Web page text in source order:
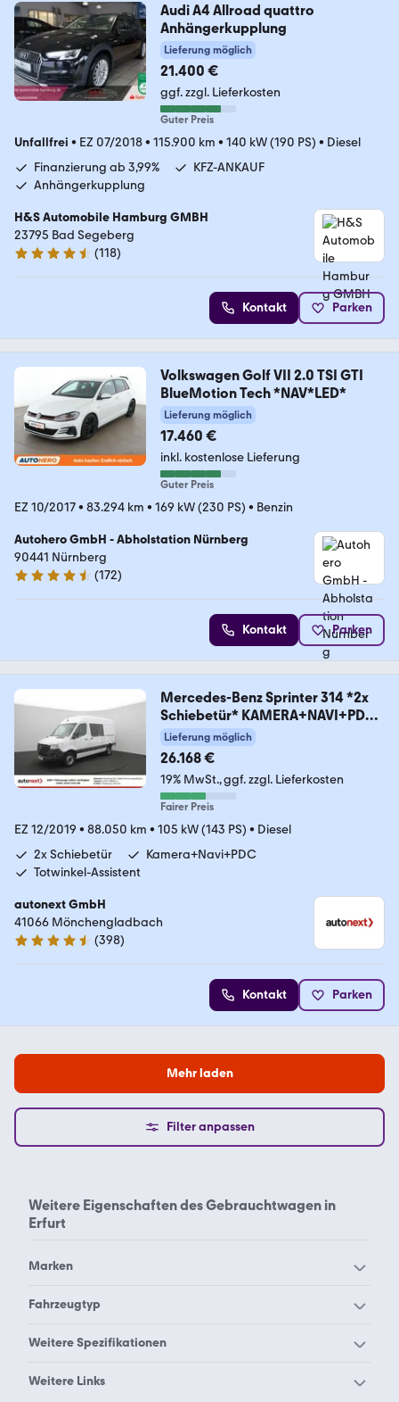
Audi A4 Allroad quattro
Anhängerkupplung
Lieferung möglich
21.400 €
ggf. zzgl. Lieferkosten
Guter Preis
Unfallfrei • EZ 07/2018• 115.900 km • 140 kW (190 PS) • Diesel
Finanzierung ab 3,99%
KFZ-ANKAUF
Anhängerkupplung
H&S Automobile Hamburg GMBH
23795 Bad Segeberg
4.6 Sterne
(118)
Kontakt Parken
Volkswagen Golf VII 2.0 TSI GTI
BlueMotion Tech *NAV*LED*
Lieferung möglich
17.460 €
inkl. kostenlose Lieferung
Guter Preis
EZ 10/2017• 83.294 km • 169 kW (230 PS) • Benzin
Autohero GmbH - Abholstation Nürnberg
90441 Nürnberg
4.5 Sterne
(172)
Kontakt Parken
Mercedes-Benz Sprinter 314 *2x
Schiebetür* KAMERA+NAVI+PDC
(37
Lieferung möglich
26.168 €
19% MwSt. ggf. zzgl. Lieferkosten
Fairer Preis
EZ 12/2019 • 88.050 km • 105 kW (143 PS) • Diesel
2x Schiebetür
Kamera+Navi+PDC
Totwinkel-Assistent
autonext GmbH
41066 Mönchengladbach
4.7 Sterne
(398)
Kontakt Parken
Mehr laden
Filter anpassen
Weitere Eigenschaften desGebrauchtwagen in
Erfurt
Marken
Audi Erfurt
Ford Erfurt
Fahrzeugtyp
Kleinwagen Erfurt
Weitere Spezifikationen
Aachen
Weitere Links